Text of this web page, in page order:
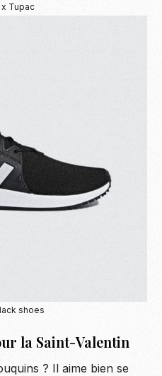
Tupac
shoes
la Saint-Valentin
? Il aime bien se